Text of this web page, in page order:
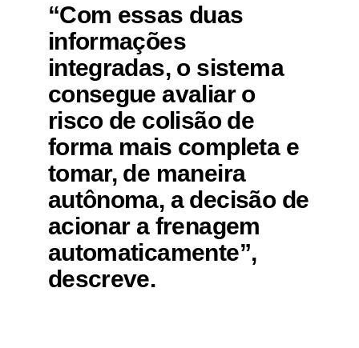
“Com essas duas
informações
integradas, o sistema
consegue avaliar o
risco de colisão de
forma mais completa e
tomar, de maneira
autônoma, a decisão de
acionar a frenagem
automaticamente”,
descreve.